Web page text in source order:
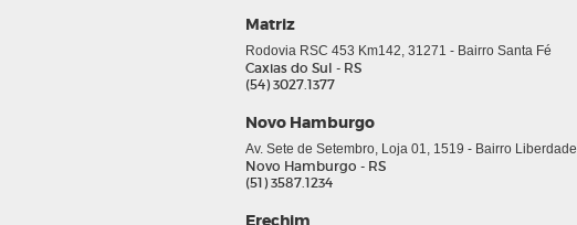
Matriz
Rodovia RSC 453 Km142, 31271 - Bairro Santa Fé
Caxias do Sul - RS
(54) 3027.1377
Novo Hamburgo
Av. Sete de Setembro, Loja 01, 1519 - Bairro Liberdade
Novo Hamburgo - RS
(51) 3587.1234
Erechim